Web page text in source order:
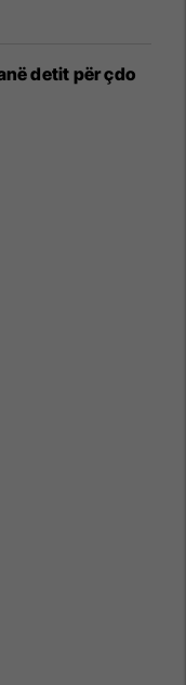
detit për çdo